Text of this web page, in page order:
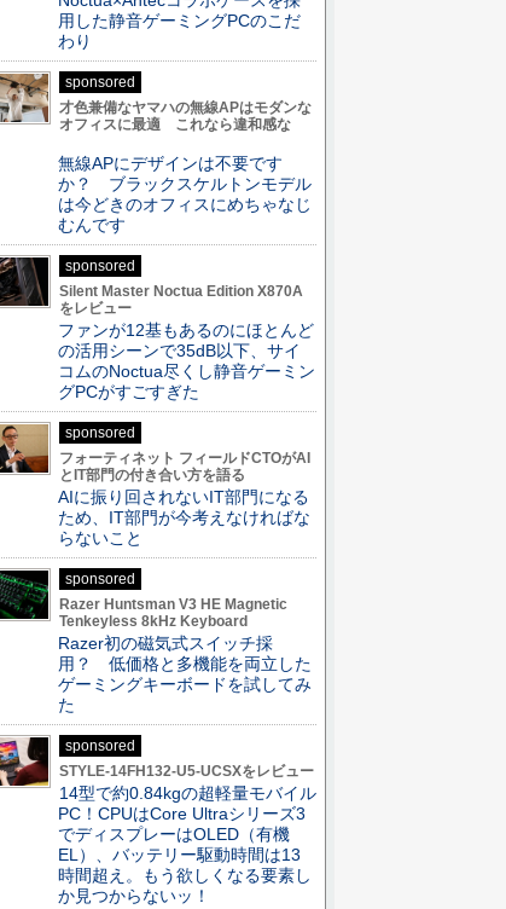
用した静音ゲーミングPCのこだ
わり
sponsored
才色兼備なヤマハの無線APはモダンな
オフィスに最適 これなら違和感な
無線APにデザインは不要です
か？ ブラックスケルトンモデル
は今どきのオフィスにめちゃなじ
むんです
sponsored
Silent Master Noctua Edition X870A
をレビュー
ファンが12基もあるのにほとんど
の活用シーンで35dB以下、サイ
コムのNoctua尽くし静音ゲーミン
グPCがすごすぎた
sponsored
フォーティネット フィールドCTOがAI
とIT部門の付き合い方を語る
AIに振り回されないIT部門になる
ため、IT部門が今考えなければな
らないこと
sponsored
Razer Huntsman V3 HE Magnetic
Tenkeyless 8kHz Keyboard
Razer初の磁気式スイッチ採
用？ 低価格と多機能を両立した
ゲーミングキーボードを試してみ
た
sponsored
STYLE-14FH132-U5-UCSXをレビュー
14型で約0.84kgの超軽量モバイル
PC！CPUはCore Ultraシリーズ3
でディスプレーはOLED（有機
EL）、バッテリー駆動時間は13
時間超え。もう欲しくなる要素し
か見つからないッ！